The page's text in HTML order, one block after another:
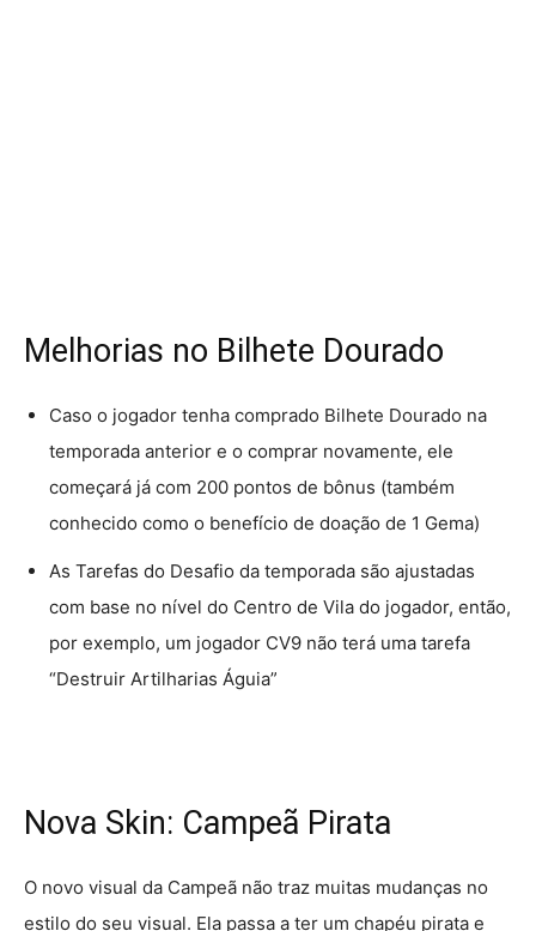
Melhorias no Bilhete Dourado
Caso o jogador tenha comprado Bilhete Dourado na
temporada anterior e o comprar novamente, ele
começará já com 200 pontos de bônus (também
conhecido como o benefício de doação de 1 Gema)
As Tarefas do Desafio da temporada são ajustadas
com base no nível do Centro de Vila do jogador, então,
por exemplo, um jogador CV9 não terá uma tarefa
“Destruir Artilharias Águia”
Nova Skin: Campeã Pirata
O novo visual da Campeã não traz muitas mudanças no
estilo do seu visual. Ela passa a ter um chapéu pirata e